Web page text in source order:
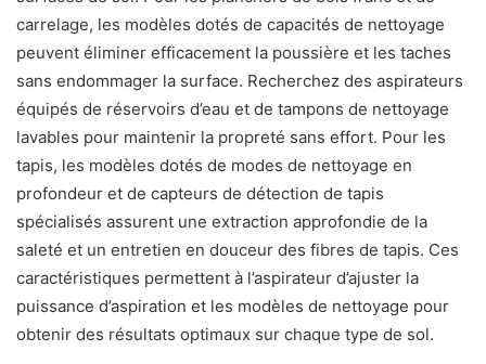
carrelage, les modèles dotés de capacités de nettoyage
peuvent éliminer efficacement la poussière et les taches
sans endommager la surface. Recherchez des aspirateurs
équipés de réservoirs d’eau et de tampons de nettoyage
lavables pour maintenir la propreté sans effort. Pour les
tapis, les modèles dotés de modes de nettoyage en
profondeur et de capteurs de détection de tapis
spécialisés assurent une extraction approfondie de la
saleté et un entretien en douceur des fibres de tapis. Ces
caractéristiques permettent à l’aspirateur d’ajuster la
puissance d’aspiration et les modèles de nettoyage pour
obtenir des résultats optimaux sur chaque type de sol.